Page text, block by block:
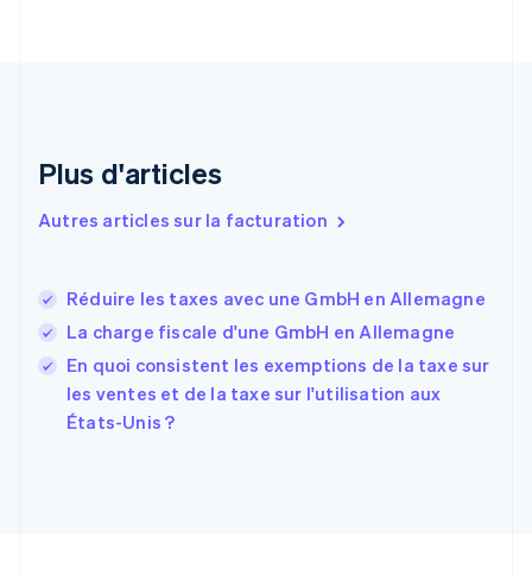
Plus d'articles
Autres articles sur la facturation
Réduire les taxes avec une GmbH en Allemagne
La charge fiscale d'une GmbH en Allemagne
En quoi consistent les exemptions de la taxe sur
les ventes et de la taxe sur l'utilisation aux
États-Unis ?
Espagne
Estonie
EnglishEspañol简体中文
Finlande
France
FrançaisEnglish
Gibraltar